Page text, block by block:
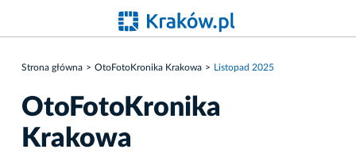
Strona główna OtoFotoKronika Krakowa Listopad 2025
OtoFotoKronika
Krakowa